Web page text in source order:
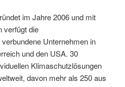
im Jahre 2006 und mit
verfügt die
Unternehmen in
und den USA. 30
Klimaschutzlösungen
davon mehr als 250 aus